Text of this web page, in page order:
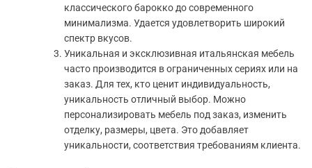
классического барокко до современного
минимализма. Удается удовлетворить широкий
спектр вкусов.
Уникальная и эксклюзивная итальянская мебель
часто производится в ограниченных сериях или на
заказ. Для тех, кто ценит индивидуальность,
уникальность отличный выбор. Можно
персонализировать мебель под заказ, изменить
отделку, размеры, цвета. Это добавляет
уникальности, соответствия требованиям клиента.